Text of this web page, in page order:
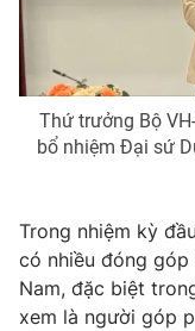
Photo
Video
VTV Sức khoẻ
Thị trường 24h
Thứ trưởng Bộ
bổ nhiệm Đại sứ
Trong nhiệm kỳ
có nhiều đóng
Nam, đặc biệt
xem là người góp